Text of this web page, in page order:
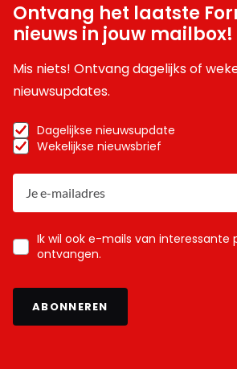
Ontvang het laatste
nieuws in jouw mailbox!
Mis niets! Ontvang dagelijks of
nieuwsupdates.
Dagelijkse nieuwsupdate
Wekelijkse nieuwsbrief
Ik wil ook e-mails van interessante
ontvangen.
ABONNEREN